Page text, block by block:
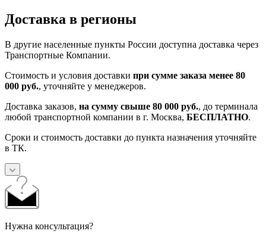
Доставка в регионы
В другие населенные пункты России доступна доставка через
Транспортные Компании.
Стоимость и условия доставки при сумме заказа менее 80
000 руб., уточняйте у менеджеров.
Доставка заказов, на сумму свыше 80 000 руб., до терминала
любой транспортной компании в г. Москва, БЕСПЛАТНО.
Сроки и стоимость доставки до пункта назначения уточняйте
в ТК.
Нужна консультация?